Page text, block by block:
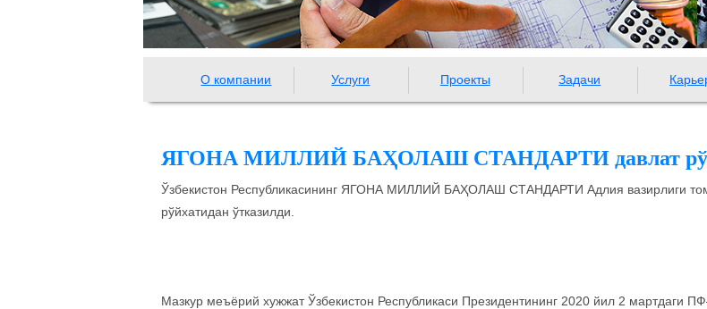
О компании Услуги Проекты Задачи
ЯГОНА МИЛЛИЙ БАҲОЛАШ СТАНДАРТИ давлат
Ўзбекистон Республикасининг ЯГОНА МИЛЛИЙ БАҲОЛАШ СТАНДАРТИ Адлия вазирлиги
рўйхатидан ўтказилди.
Мазкур меъёрий хужжат Ўзбекистон Республикаси Президентининг 2020 йил 2 мартдаги